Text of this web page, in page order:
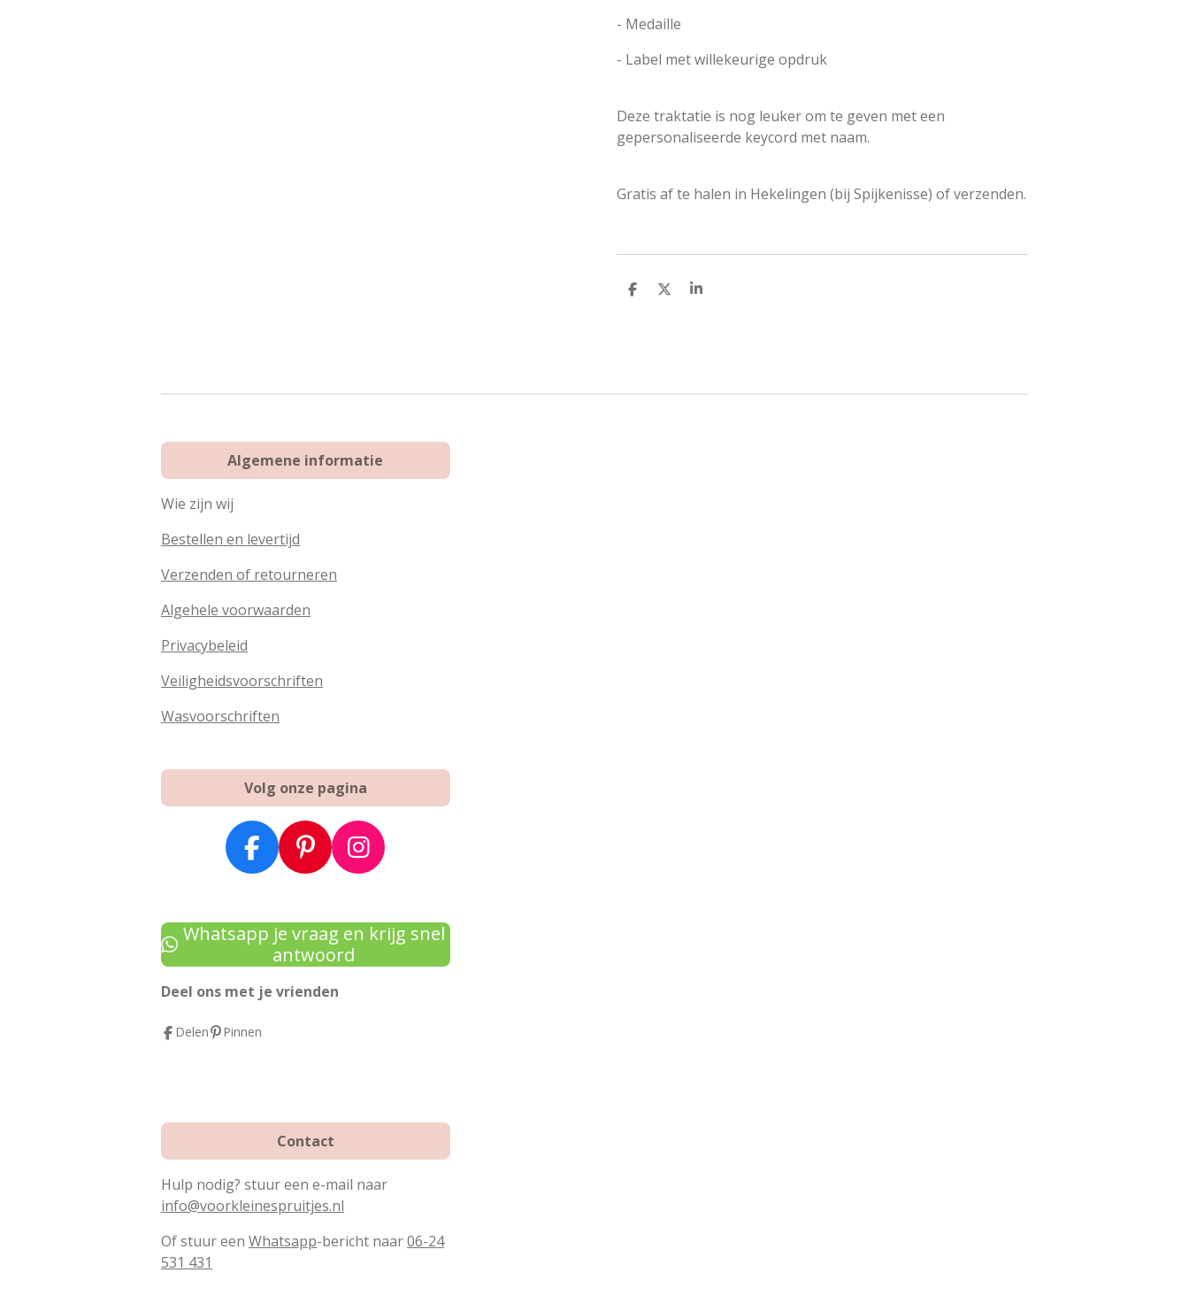
- Medaille
- Label met willekeurige opdruk
Deze traktatie is nog leuker om te geven met een
gepersonaliseerde keycord met naam.
Gratis af te halen in Hekelingen (bij Spijkenisse) of verzenden.
D
D
S
Algemene informatie
Wie zijn wij
Bestellen en levertijd
Verzenden of retourneren
Algehele voorwaarden
Privacybeleid
Veiligheidsvoorschriften
Wasvoorschriften
Volg onze pagina
F
a
e
o
o
k
P
i
t
e
r
e
I
n
t
Whatsapp je vraag en krijg snel
antwoord
Deel ons met je vrienden
Delen Pinnen
Contact
Hulp nodig? stuur een e-mail naar
info@voorkleinespruitjes.nl
Of stuur een Whatsapp-bericht naar06-24
531 431